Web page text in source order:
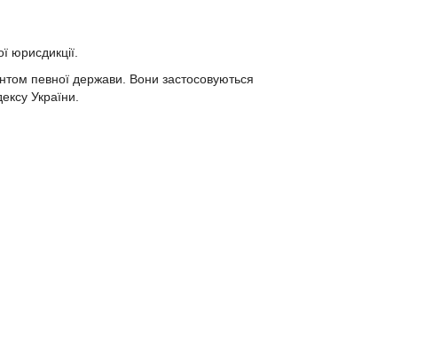
юрисдикції.
певної держави. Вони застосовуються
України.